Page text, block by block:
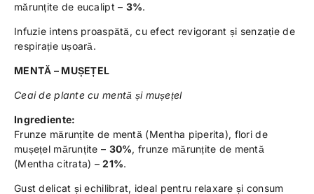
mărunțite de eucalipt – 3%.
Infuzie intens proaspătă, cu efect revigorant și senzație de
respirație ușoară.
MENTĂ – MUȘEȚEL
Ceai de plante cu mentă și mușețel
Ingrediente:
Frunze mărunțite de mentă (Mentha piperita), flori de
mușețel mărunțite – 30%, frunze mărunțite de mentă
(Mentha citrata) –21%.
Gust delicat și echilibrat, ideal pentru relaxare și consum